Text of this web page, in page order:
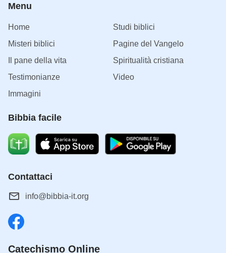
Menu
Home
Studi biblici
Misteri biblici
Pagine del Vangelo
Il pane della vita
Spiritualità cristiana
Testimonianze
Video
Immagini
Bibbia facile
Contattaci
info@bibbia-it.org
Catechismo Online